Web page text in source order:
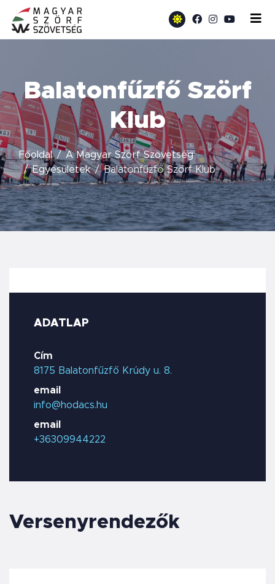
Balatonfűzfő Szörf
Klub
Főoldal
A Magyar Szörf Szövetség
Egyesületek
Balatonfűzfő Szörf Klub
ADATLAP
Cím
8175 Balatonfűzfő Krúdy u. 8.
email
info@hodacs.hu
email
+36309944222
Versenyrendezők